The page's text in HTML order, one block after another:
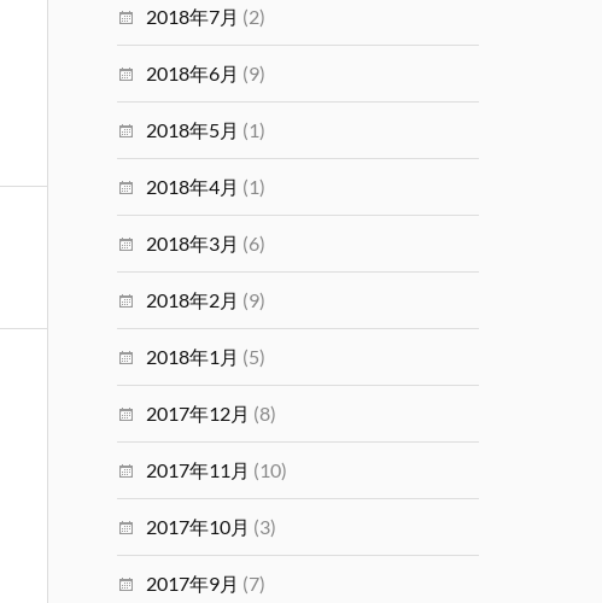
2018年7月 (2)
2018年6月 (9)
2018年5月 (1)
2018年4月 (1)
2018年3月 (6)
2018年2月 (9)
2018年1月 (5)
2017年12月 (8)
2017年11月 (10)
2017年10月 (3)
2017年9月 (7)